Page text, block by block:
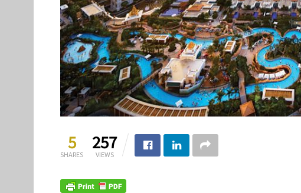
5
SHARES
257
VIEWS